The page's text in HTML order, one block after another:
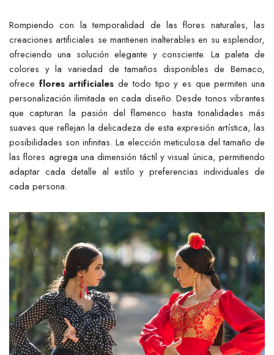
Rompiendo con la temporalidad de las flores naturales, las
creaciones artificiales se mantienen inalterables en su esplendor,
ofreciendo una solución elegante y consciente. La paleta de
colores y la variedad de tamaños disponibles de Bemaco,
ofrece flores artificiales de todo tipo y es que permiten una
personalización ilimitada en cada diseño. Desde tonos vibrantes
que capturan la pasión del flamenco hasta tonalidades más
suaves que reflejan la delicadeza de esta expresión artística, las
posibilidades son infinitas. La elección meticulosa del tamaño de
las flores agrega una dimensión táctil y visual única, permitiendo
adaptar cada detalle al estilo y preferencias individuales de
cada persona.